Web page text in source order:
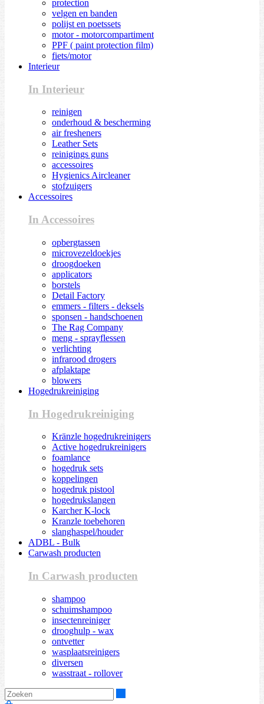
protection
velgen en banden
polijst en poetssets
motor - motorcompartiment
PPF ( paint protection film)
fiets/motor
Interieur
In Interieur
reinigen
onderhoud & bescherming
air fresheners
Leather Sets
reinigings guns
accessoires
Hygienics Aircleaner
stofzuigers
Accessoires
In Accessoires
opbergtassen
microvezeldoekjes
droogdoeken
applicators
borstels
Detail Factory
emmers - filters - deksels
sponsen - handschoenen
The Rag Company
meng - sprayflessen
verlichting
infrarood drogers
afplaktape
blowers
Hogedrukreiniging
In Hogedrukreiniging
Kränzle hogedrukreinigers
Active hogedrukreinigers
foamlance
hogedruk sets
koppelingen
hogedruk pistool
hogedrukslangen
Karcher K-lock
Kranzle toebehoren
slanghaspel/houder
ADBL - Bulk
Carwash producten
In Carwash producten
shampoo
schuimshampoo
insectenreiniger
drooghulp - wax
ontvetter
wasplaatsreinigers
diversen
wasstraat - rollover